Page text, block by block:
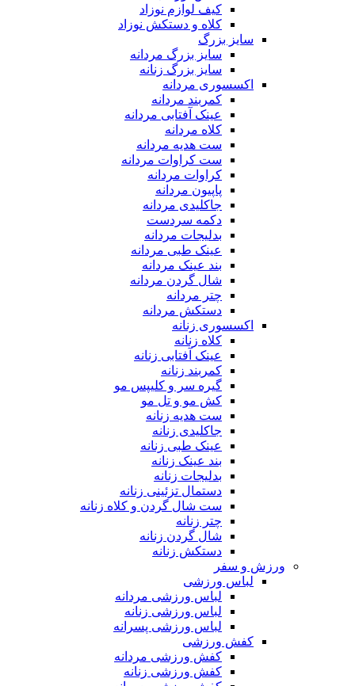
کیف لوازم نوزاد
کلاه و دستکش نوزاد
سایز بزرگ
سایز بزرگ مردانه
سایز بزرگ زنانه
اکسسوری مردانه
کمربند مردانه
عینک آفتابی مردانه
کلاه مردانه
ست هدیه مردانه
ست کراوات مردانه
کراوات مردانه
پاپیون مردانه
جاکلیدی مردانه
دکمه سردست
بدلیجات مردانه
عینک طبی مردانه
بند عینک مردانه
شال گردن مردانه
چتر مردانه
دستکش مردانه
اکسسوری زنانه
کلاه زنانه
عینک آفتابی زنانه
کمربند زنانه
گیره سر و کلیپس مو
کش مو و تل مو
ست هدیه زنانه
جاکلیدی زنانه
عینک طبی زنانه
بند عینک زنانه
بدلیجات زنانه
دستمال تزئینی زنانه
ست شال گردن و کلاه زنانه
چتر زنانه
شال گردن زنانه
دستکش زنانه
ورزش و سفر
لباس ورزشی
لباس ورزشی مردانه
لباس ورزشی زنانه
لباس ورزشی پسرانه
کفش ورزشی
کفش ورزشی مردانه
کفش ورزشی زنانه